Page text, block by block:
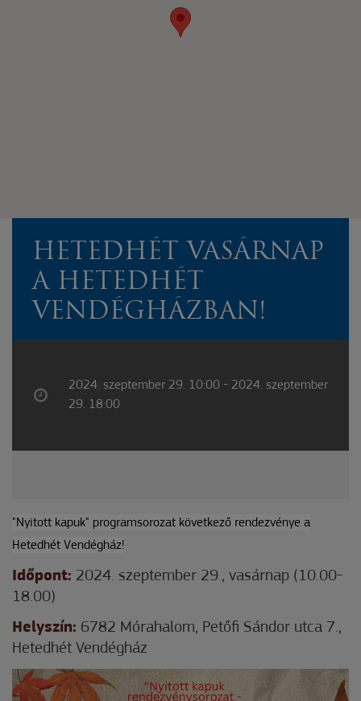
HETEDHÉT VASÁRNAP
A HETEDHÉT
VENDÉGHÁZBAN!
2024. szeptember 29. 10:00 - 2024. szeptember
29. 18:00
"Nyitott kapuk" programsorozat következő rendezvénye a
Hetedhét Vendégház!
Időpont: 2024. szeptember 29., vasárnap (10.00-
18.00)
Helyszín: 6782 Mórahalom, Petőfi Sándor utca 7.,
Hetedhét Vendégház